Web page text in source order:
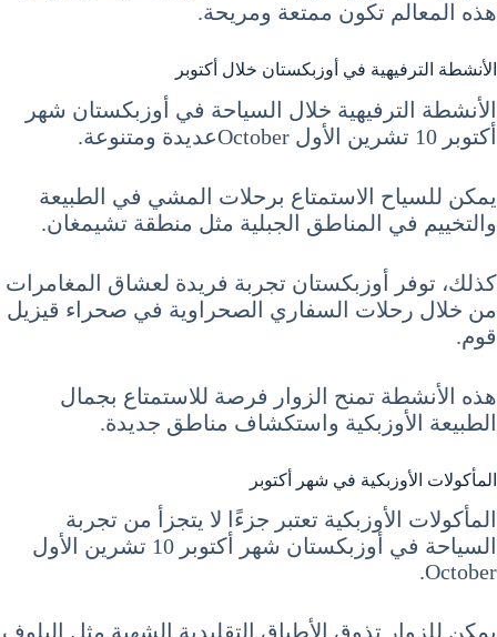
هذه المعالم تكون ممتعة ومريحة.
الأنشطة الترفيهية في أوزبكستان خلال أكتوبر
الأنشطة الترفيهية خلال السياحة في أوزبكستان شهر
أكتوبر 10 تشرين الأول Octoberعديدة ومتنوعة.
يمكن للسياح الاستمتاع برحلات المشي في الطبيعة
والتخييم في المناطق الجبلية مثل منطقة تشيمغان.
كذلك، توفر أوزبكستان تجربة فريدة لعشاق المغامرات
من خلال رحلات السفاري الصحراوية في صحراء قيزيل
قوم.
هذه الأنشطة تمنح الزوار فرصة للاستمتاع بجمال
الطبيعة الأوزبكية واستكشاف مناطق جديدة.
المأكولات الأوزبكية في شهر أكتوبر
المأكولات الأوزبكية تعتبر جزءًا لا يتجزأ من تجربة
السياحة في أوزبكستان شهر أكتوبر 10 تشرين الأول
October.
يمكن للزوار تذوق الأطباق التقليدية الشهية مثل البلوف